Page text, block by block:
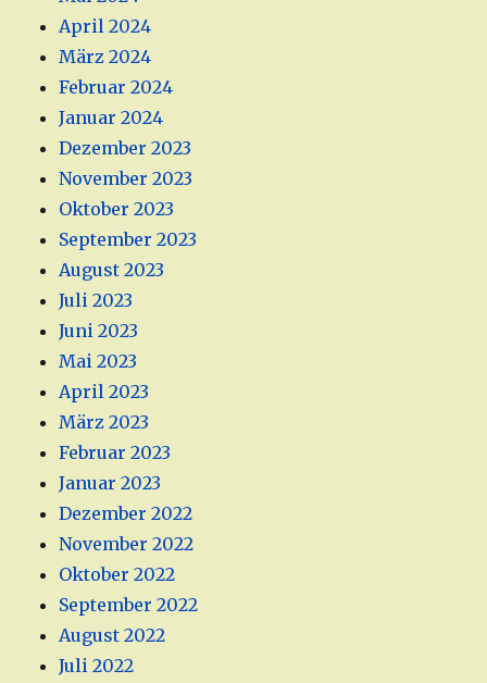
April 2024
März 2024
Februar 2024
Januar 2024
Dezember 2023
November 2023
Oktober 2023
September 2023
August 2023
Juli 2023
Juni 2023
Mai 2023
April 2023
März 2023
Februar 2023
Januar 2023
Dezember 2022
November 2022
Oktober 2022
September 2022
August 2022
Juli 2022